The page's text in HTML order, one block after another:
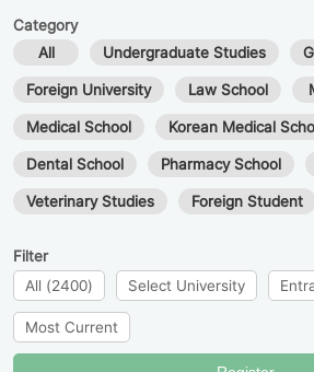
Category
All
Undergraduate Studies
Foreign University Law School
Medical School Korean Medical
Dental School Pharmacy School
Veterinary Studies Foreign Student
Filter
All (2400)
Select University
Most Current